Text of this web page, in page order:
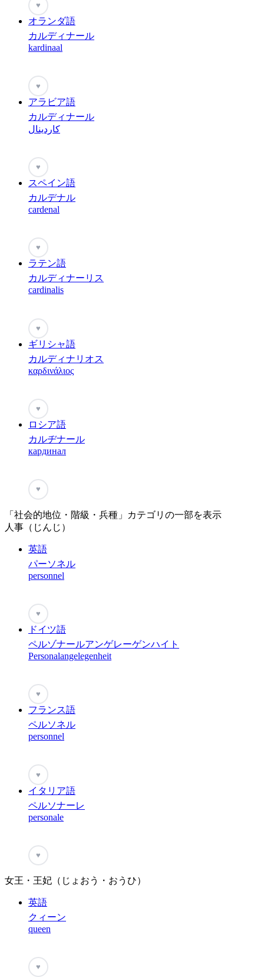
♥
オランダ語
カルディナール
kardinaal
♥
アラビア語
カルディナール
كاردينال
♥
スペイン語
カルデナル
cardenal
♥
ラテン語
カルディナーリス
cardinalis
♥
ギリシャ語
カルディナリオス
καρδινάλιος
♥
ロシア語
カルヂナール
кардинал
♥
「社会的地位・階級・兵種」カテゴリの一部を表示
人事（じんじ）
英語
パーソネル
personnel
♥
ドイツ語
ペルゾナールアンゲレーゲンハイト
Personalangelegenheit
♥
フランス語
ペルソネル
personnel
♥
イタリア語
ペルソナーレ
personale
♥
女王・王妃（じょおう・おうひ）
英語
クィーン
queen
♥